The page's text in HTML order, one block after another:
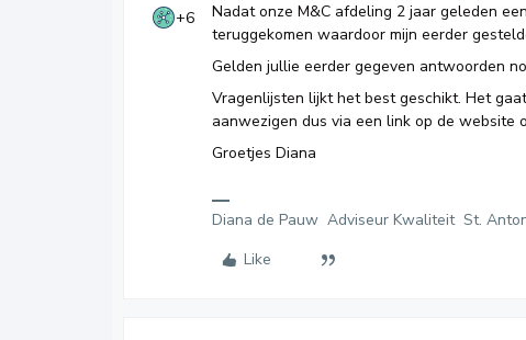
+6
Nadat onze M&C afdeling 2 jaar geleden
teruggekomen waardoor mijn eerder
Gelden jullie eerder gegeven antwoorden
Vragenlijsten lijkt het best geschikt. Het
aanwezigen dus via een link op de website
Groetjes Diana
Diana de Pauw Adviseur Kwaliteit St.
Like